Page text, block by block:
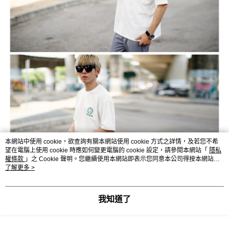
本網站中使用 cookie，欲查詢有關本網站使用 cookie 方式之詳情，及若您不希
望在電腦上使用 cookie 時應如何變更電腦的 cookie 設定，請參閱本網站「 隱私
權條款 」之 Cookie 聲明。您繼續使用本網站即表示您同意本公司得按本網站使
用條款之 Cookie 聲明使用 cookie。
了解更多 >
我知道了